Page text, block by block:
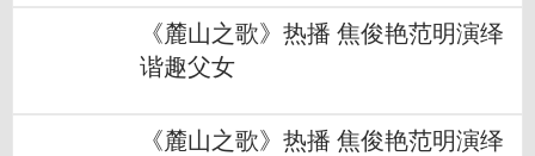
《麓山之歌》热播 焦俊艳范明演绎
谐趣父女
《麓山之歌》热播 焦俊艳范明演绎